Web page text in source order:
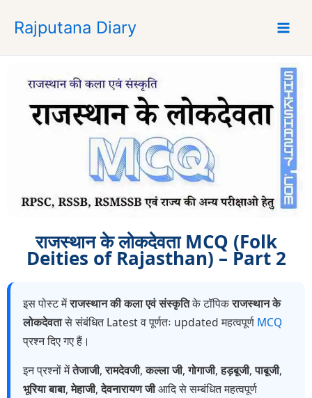
p
Rajputana Diary
राजस्थान के लोकदेवता MCQ (Folk
Deities of Rajasthan) – Part 2
इस पोस्ट मेंराजस्थान की कला एवं संस्कृतिके टॉपिकराजस्थान के
लोकदेवतासे संबंधित Latest व पूर्णतः updated महत्वपूर्ण MCQ
प्रश्न दिए गए हैं।
इन प्रश्नों मेंतेजाजी,रामदेवजी,कल्ला जी,गोगाजी,हड़बूजी,पाबूजी,
भूरिया बाबा,मेहाजी,देवनारायण जीआदि से सम्बंधित महत्वपूर्ण